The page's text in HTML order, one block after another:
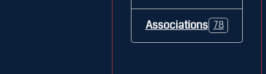
Associations 78